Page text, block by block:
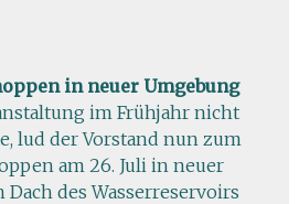
in neuer Umgebung
im Frühjahr nicht
lud der Vorstand nun zum
am 26. Juli in neuer
des Wasserreservoirs